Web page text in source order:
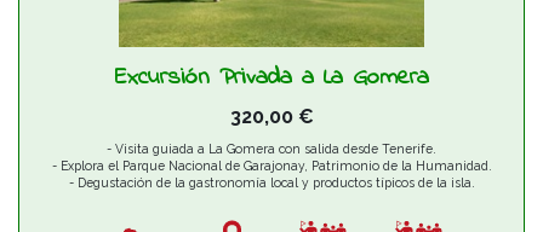
Excursión Privada a La Gomera
320,00€
- Visita guiada a La Gomera con salida desde Tenerife.
- Explora el Parque Nacional de Garajonay, Patrimonio de la Humanidad.
- Degustación de la gastronomía local y productos típicos de la isla.